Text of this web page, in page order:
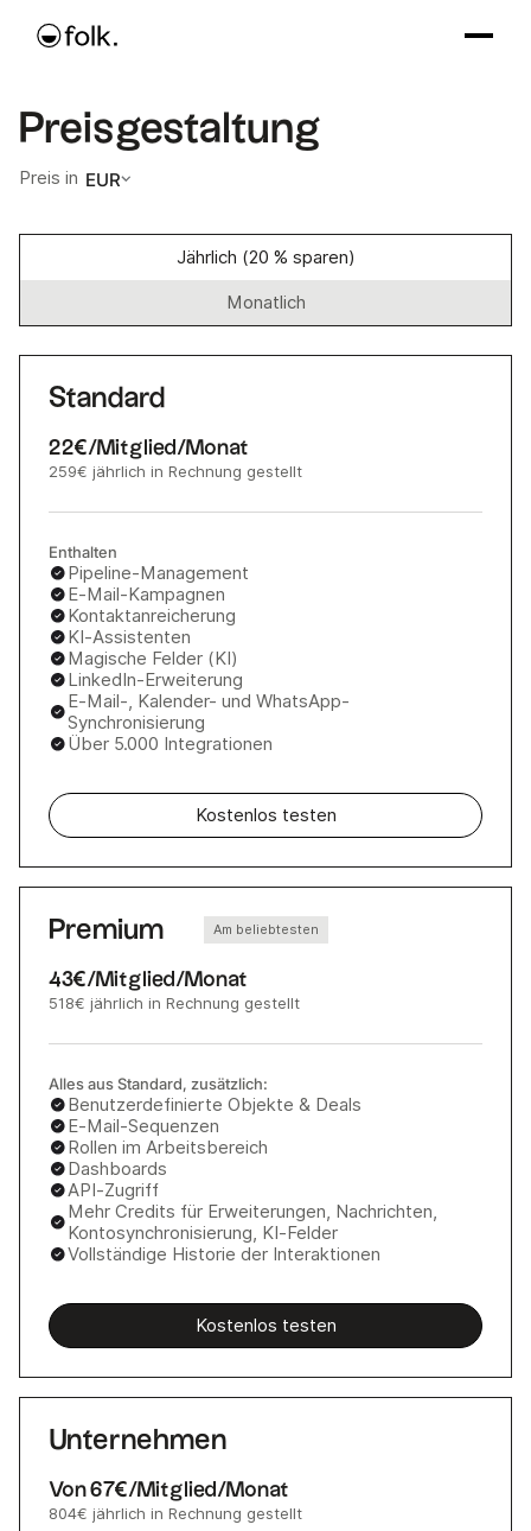
Preisgestaltung
Preis in EUR
Jährlich (20 % sparen)
Monatlich
Standard
22€/Mitglied/Monat
259€ jährlich in Rechnung gestellt
Enthalten
Pipeline-Management
E-Mail-Kampagnen
Kontaktanreicherung
KI-Assistenten
Magische Felder (KI)
LinkedIn-Erweiterung
E-Mail-, Kalender- und WhatsApp-
Synchronisierung
Über 5.000 Integrationen
Kostenlos testen
Premium
43€/Mitglied/Monat
518€ jährlich in Rechnung gestellt
Alles aus Standard, zusätzlich:
Benutzerdefinierte Objekte & Deals
E-Mail-Sequenzen
Rollen im Arbeitsbereich
Dashboards
API-Zugriff
Mehr Credits für Erweiterungen, Nachrichten,
Kontosynchronisierung, KI-Felder
Vollständige Historie der Interaktionen
Am beliebtesten
Kostenlos testen
Unternehmen
Von67€/Mitglied/Monat
804€ jährlich in Rechnung gestellt